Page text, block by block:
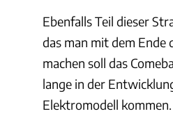
Ebenfalls Teil dieser
das man mit dem
machen soll das
lange in der
Elektromodell